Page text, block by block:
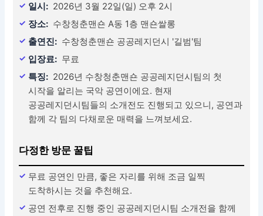
일시: 2026년 3월 22일(일) 오후 2시
장소: 수창청춘맨숀 A동 1층 맨숀쌀롱
출연진: 수창청춘맨숀 공공레지던시 '길범'팀
입장료: 무료
특징: 2026년 수창청춘맨숀 공공레지던시팀의 첫
시작을 알리는 국악 공연이에요. 현재
공공레지던시팀들의 소개전도 진행되고 있으니, 공연과
함께 각 팀의 다채로운 매력을 느껴보세요.
다정한 방문 꿀팁
무료 공연인 만큼, 좋은 자리를 위해 조금 일찍
도착하시는 것을 추천해요.
공연 전후로 진행 중인 공공레지던시팀 소개전을 함께